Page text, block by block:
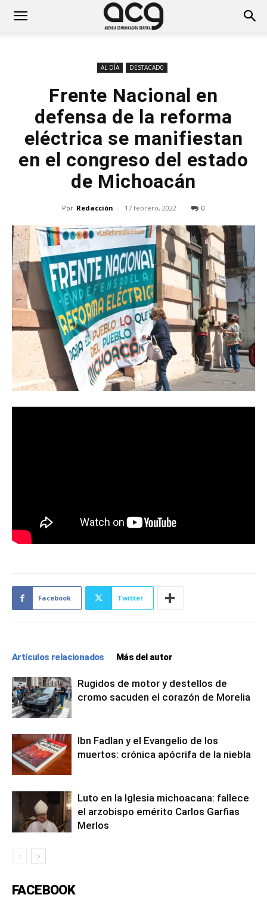
AL DÍA DESTACAD0
Frente Nacional en
defensa de la reforma
eléctrica se manifiestan
en el congreso del estado
de Michoacán
Por Redacción - 17 febrero, 2022 0
Facebook Twitter
Artículos relacionados Más del autor
Rugidos de motor y destellos de
cromo sacuden el corazón de Morelia
Ibn Fadlan y el Evangelio de los
muertos: crónica apócrifa de la niebla
Luto en la Iglesia michoacana: fallece
el arzobispo emérito Carlos Garfias
Merlos
FACEBOOK